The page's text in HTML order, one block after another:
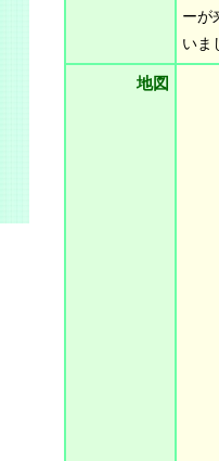
ーが
いま
地図